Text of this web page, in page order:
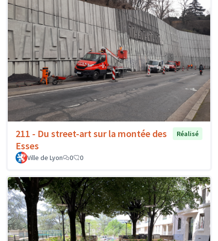
211 - Du street-art sur la montée des
Esses
Réalisé
Ville de Lyon 0 0